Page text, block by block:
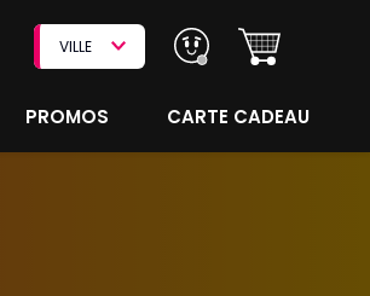
VILLE
PROMOS CARTE CADEAU